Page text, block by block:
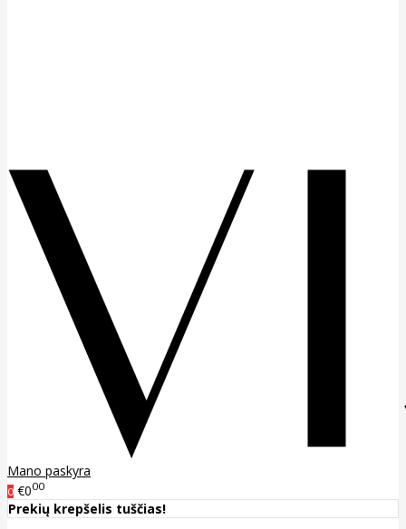
Mano paskyra
0 €000
Prekių krepšelis tuščias!